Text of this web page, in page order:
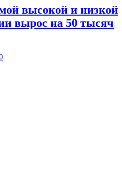
высокой и низкой
вырос на 50 тысяч